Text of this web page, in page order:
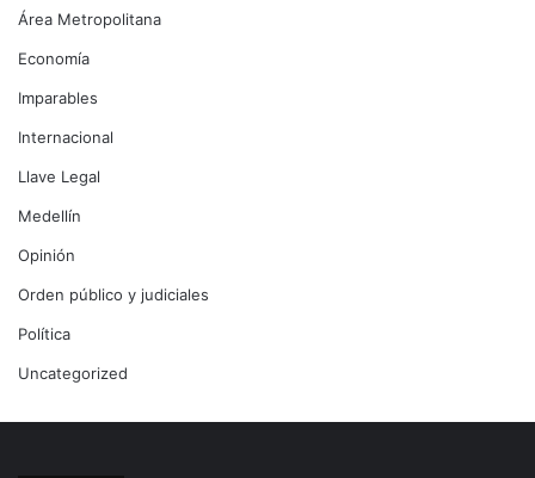
Área Metropolitana
Economía
Imparables
Internacional
Llave Legal
Medellín
Opinión
Orden público y judiciales
Política
Uncategorized